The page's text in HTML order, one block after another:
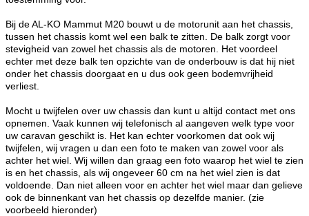
Bij de AL-KO Mammut M20 bouwt u de motorunit aan het chassis,
tussen het chassis komt wel een balk te zitten. De balk zorgt voor
stevigheid van zowel het chassis als de motoren. Het voordeel
echter met deze balk ten opzichte van de onderbouw is dat hij niet
onder het chassis doorgaat en u dus ook geen bodemvrijheid
verliest.
Mocht u twijfelen over uw chassis dan kunt u altijd contact met ons
opnemen. Vaak kunnen wij telefonisch al aangeven welk type voor
uw caravan geschikt is. Het kan echter voorkomen dat ook wij
twijfelen, wij vragen u dan een foto te maken van zowel voor als
achter het wiel. Wij willen dan graag een foto waarop het wiel te zien
is en het chassis, als wij ongeveer 60 cm na het wiel zien is dat
voldoende. Dan niet alleen voor en achter het wiel maar dan gelieve
ook de binnenkant van het chassis op dezelfde manier. (zie
voorbeeld hieronder)